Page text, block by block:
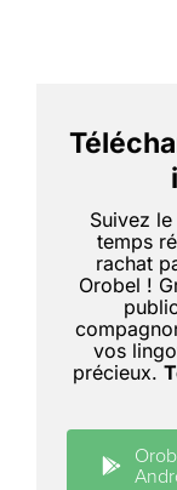
Suivez
temps
rachat
Orobel !
vos
précieux.